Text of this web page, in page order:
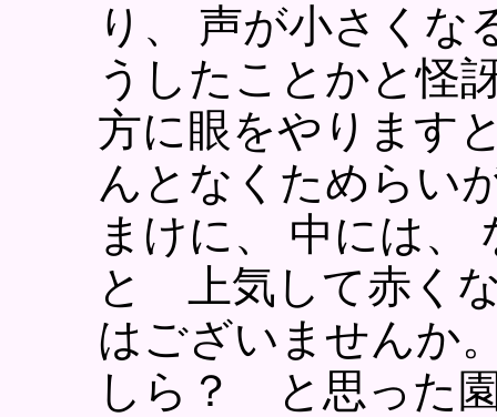
り、 声が小さくな
うしたことかと怪
方に眼をやります
んとなくためらい
まけに、 中には、
と 上気して赤く
はございません
しら？ と思った